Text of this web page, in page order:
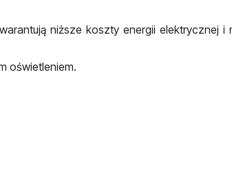
niższe koszty energii elektrycznej i
oświetleniem.